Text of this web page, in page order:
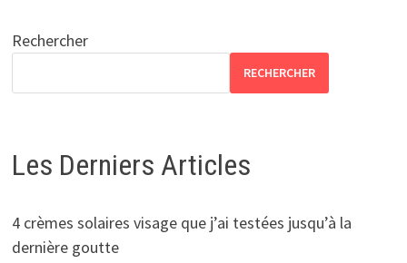
Rechercher
RECHERCHER
Les Derniers Articles
4 crèmes solaires visage que j’ai testées jusqu’à la
dernière goutte